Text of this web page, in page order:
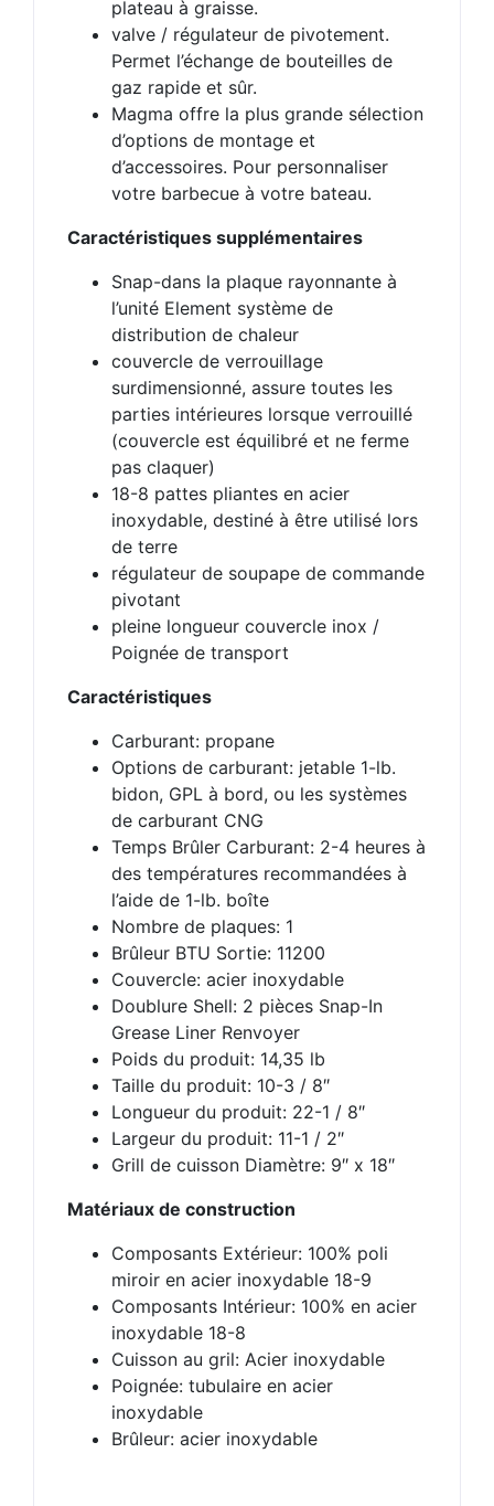
plateau à graisse.
valve / régulateur de pivotement.
Permet l’échange de bouteilles de
gaz rapide et sûr.
Magma offre la plus grande sélection
d’options de montage et
d’accessoires. Pour personnaliser
votre barbecue à votre bateau.
Caractéristiques supplémentaires
Snap-dans la plaque rayonnante à
l’unité Element système de
distribution de chaleur
couvercle de verrouillage
surdimensionné, assure toutes les
parties intérieures lorsque verrouillé
(couvercle est équilibré et ne ferme
pas claquer)
18-8 pattes pliantes en acier
inoxydable, destiné à être utilisé lors
de terre
régulateur de soupape de commande
pivotant
pleine longueur couvercle inox /
Poignée de transport
Caractéristiques
Carburant: propane
Options de carburant: jetable 1-lb.
bidon, GPL à bord, ou les systèmes
de carburant CNG
Temps Brûler Carburant: 2-4 heures à
des températures recommandées à
l’aide de 1-lb. boîte
Nombre de plaques: 1
Brûleur BTU Sortie: 11200
Couvercle: acier inoxydable
Doublure Shell: 2 pièces Snap-In
Grease Liner Renvoyer
Poids du produit: 14,35 lb
Taille du produit: 10-3 / 8″
Longueur du produit: 22-1 / 8″
Largeur du produit: 11-1 / 2″
Grill de cuisson Diamètre: 9″ x 18″
Matériaux de construction
Composants Extérieur: 100% poli
miroir en acier inoxydable 18-9
Composants Intérieur: 100% en acier
inoxydable 18-8
Cuisson au gril: Acier inoxydable
Poignée: tubulaire en acier
inoxydable
Brûleur: acier inoxydable